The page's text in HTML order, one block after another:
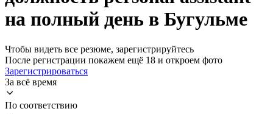
на полный день в Бугульме
Чтобы видеть все резюме, зарегистрируйтесь
После регистрации покажем ещё 18 и откроем фото
Зарегистрироваться
За всё время
По соответствию